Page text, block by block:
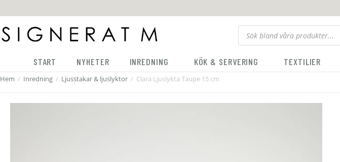
START NYHETER INREDNING KÖK & SERVERING TEXTILIER
Hem / Inredning / Ljusstakar & ljuslyktor / Clara Ljuslykta Taupe 15 cm